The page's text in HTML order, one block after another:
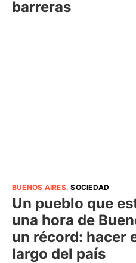
barreras
BUENOS AIRES.SOCIEDAD
Un pueblo que
una hora de
un récord: hacer
largo del país